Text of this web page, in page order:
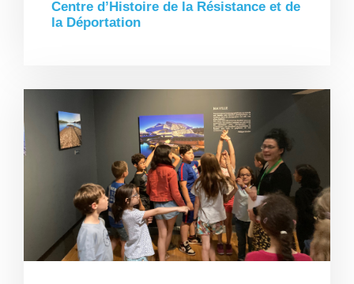
Centre d’Histoire de la Résistance et de
la Déportation